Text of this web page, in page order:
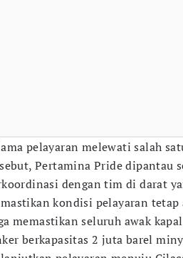
pelayaran melewati salah
Pertamina Pride dipantau
dengan tim di darat
kondisi pelayaran tetap
memastikan seluruh awak
berkapasitas 2 juta barel